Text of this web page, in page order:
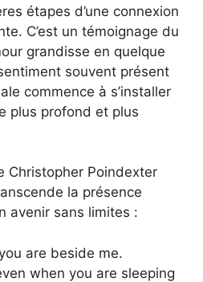
étapes d’une connexion
C’est un témoignage du
grandisse en quelque
souvent présent
commence à s’installer
plus profond et plus
Christopher Poindexter
la présence
avenir sans limites :
are beside me.
when you are sleeping